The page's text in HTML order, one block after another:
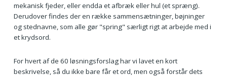
mekanisk fjeder, eller endda et afbræk eller hul (et spræng).
Derudover findes der en række sammensætninger, bøjninger
og stednavne, som alle gør "spring" særligt rigt at arbejde med i
et krydsord.
For hvert af de 60 løsningsforslag har vi lavet en kort
beskrivelse, så du ikke bare får et ord, men også forstår dets